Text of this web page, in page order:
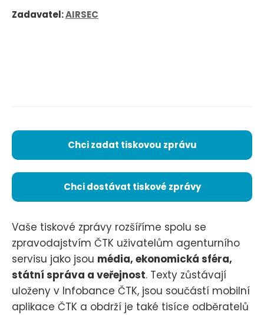
Zadavatel:AIRSEC
Chci zadat tiskovou zprávu
Chci dostávat tiskové zprávy
Vaše tiskové zprávy rozšíříme spolu se
zpravodajstvím ČTK uživatelům agenturního
servisu jako jsou média, ekonomická sféra,
státní správa a veřejnost. Texty zůstávají
uloženy v Infobance ČTK, jsou součástí mobilní
aplikace ČTK a obdrží je také tisíce odběratelů